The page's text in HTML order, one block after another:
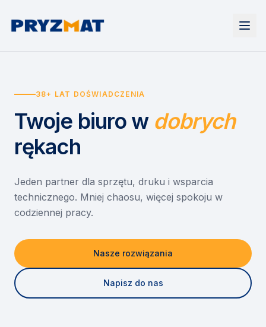
Urządzenia
Drukarki i urządzenia wielofunkcyjne
Etykiety i identyfikacja
Skanery i obieg dokumentów
Monitory interaktywne
Niszczarki dokumentów
Wynajem drukarek
Wynajem urządzeń biurowych
Asystent druku
EZD RP
Misja szkoła
Serwis
O nas
Kontakt
38+ LAT DOŚWIADCZENIA
Twoje biuro w dobrych
rękach
Jeden partner dla sprzętu, druku i wsparcia
technicznego. Mniej chaosu, więcej spokoju w
codziennej pracy.
Nasze rozwiązania
Napisz do nas